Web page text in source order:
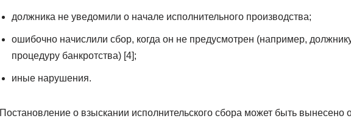
должника не уведомили о начале исполнительного производства;
ошибочно начислили сбор, когда он не предусмотрен (например,
процедуру банкротства) [4];
иные нарушения.
Постановление о взыскании исполнительского сбора может быть